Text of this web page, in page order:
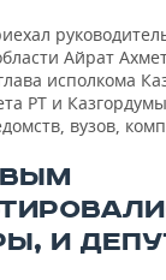
Айрат
исполкома
РТ и
вузов,
И